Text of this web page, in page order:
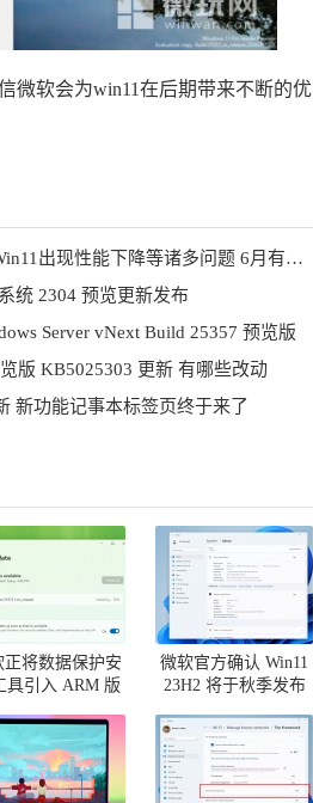
微软会为win11在后期带来不断的优
5月更新导致Win11出现性能下降等诸多问题 6月有望修复
统 2304 预览更新发布
Server vNext Build 25357 预览版
版 KB5025303 更新 有哪些改动
新功能记事本标签页终于来了
正将数据保护安
具引入 ARM 版
微软官方确认 Win11
23H2 将于秋季发布